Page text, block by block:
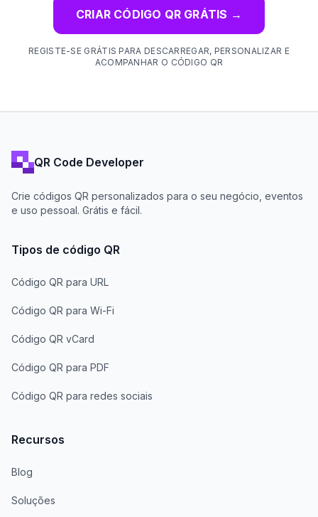
CRIAR CÓDIGO QR GRÁTIS →
REGISTE-SE GRÁTIS PARA DESCARREGAR, PERSONALIZAR E
ACOMPANHAR O CÓDIGO QR
QR Code Developer
Crie códigos QR personalizados para o seu negócio, eventos
e uso pessoal. Grátis e fácil.
Tipos de código QR
Código QR para URL
Código QR para Wi-Fi
Código QR vCard
Código QR para PDF
Código QR para redes sociais
Recursos
Blog
Soluções